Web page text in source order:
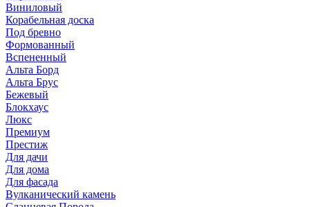
Виниловый
Корабельная доска
Под бревно
Формованный
Вспененный
Альта Борд
Альта Брус
Бежевый
Блокхаус
Люкс
Премиум
Престиж
Для дачи
Для дома
Для фасада
Вулканический камень